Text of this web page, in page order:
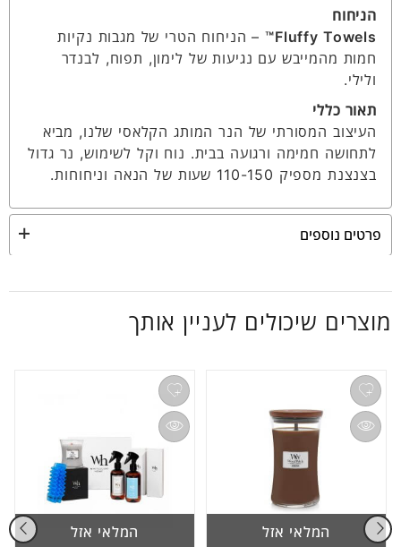
הניחוח
Fluffy Towels™ – הניחוח הטרי של מגבות נקיות
חמות מהמייבש עם נגיעות של לימון, תפוח, לבנדר
ולילי.
תאור כללי
העיצוב המסורתי של הנר המותג הקלאסי שלנו, מביא
לתחושה חמימה ורגועה בבית. נוח וקל לשימוש, נר גדול
בצנצנת מספיק 110-150 שעות של הנאה וניחוחות.
פרטים נוספים
מוצרים שיכולים לעניין אותך
המלאי אזל
המלאי אזל